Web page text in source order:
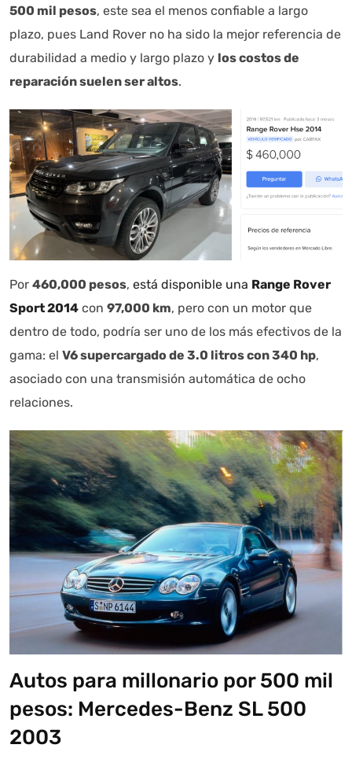
500 mil pesos, este sea el menos confiable a largo
plazo, pues Land Rover no ha sido la mejor referencia de
durabilidad a medio y largo plazo y los costos de
reparación suelen ser altos.
Por 460,000 pesos, está disponible una Range Rover
Sport 2014 con 97,000 km, pero con un motor que
dentro de todo, podría ser uno de los más efectivos de la
gama: el V6 supercargado de 3.0 litros con 340 hp,
asociado con una transmisión automática de ocho
relaciones.
Autos para millonario por 500 mil
pesos: Mercedes-Benz SL 500
2003